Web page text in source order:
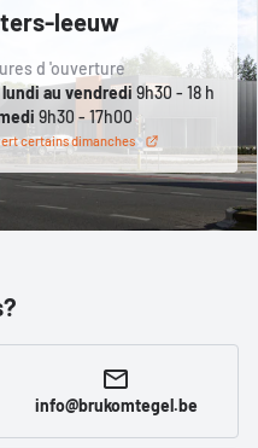
leeuw
d 'ouverture
lundi au vendredi 9h30 - 18 h
9h30 - 17h00
certains dimanches
info@brukomtegel.be